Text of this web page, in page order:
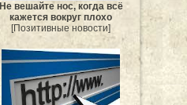
Не вешайте нос, когда всё
кажется вокруг плохо
[Позитивные новости]